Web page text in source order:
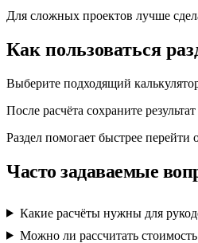
Для сложных проектов лучше
Как пользоваться
Выберите подходящий
После расчёта сохраните
Раздел помогает быстрее
Часто задаваемые
Какие расчёты нужны для
Можно ли рассчитать